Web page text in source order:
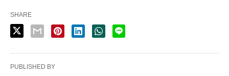
SHARE
PUBLISHED BY